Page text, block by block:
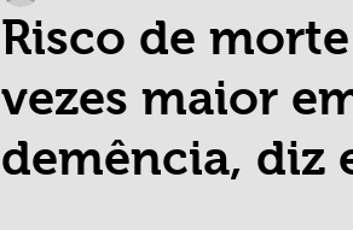
Risco de
vezes maior
demência, diz